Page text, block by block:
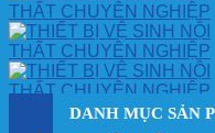
DANH MỤC SẢN